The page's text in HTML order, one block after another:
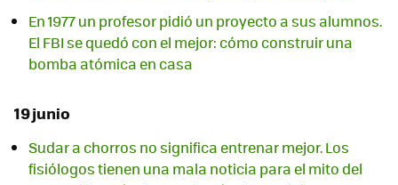
En 1977 un profesor pidió un proyecto a sus alumnos.
El FBI se quedó con el mejor: cómo construir una
bomba atómica en casa
19 junio
Sudar a chorros no significa entrenar mejor. Los
fisiólogos tienen una mala noticia para el mito del